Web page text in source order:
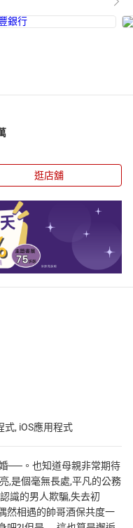
逛店舖
式, iOS應用程式
──。也知道母親非常期待
,是個毫無長處,平凡的公務
識的男人欺騙,失去初
然相遇的帥哥酒保共度一